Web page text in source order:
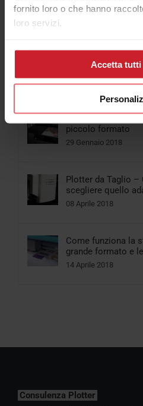
fornito loro o che hanno
loro servizi.
Accetta tutti
e Plotter da
06 Aprile 2018
piccolo formato
29 Gennaio 2018
Plotter da Taglio –
scegliere quello
08 Aprile 2018
Come funziona la
grande formato e
14 Aprile 2018
Consulenza Plotter